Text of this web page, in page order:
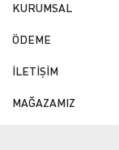
KURUMSAL
ÖDEME
İLETİŞİM
MAĞAZAMIZ